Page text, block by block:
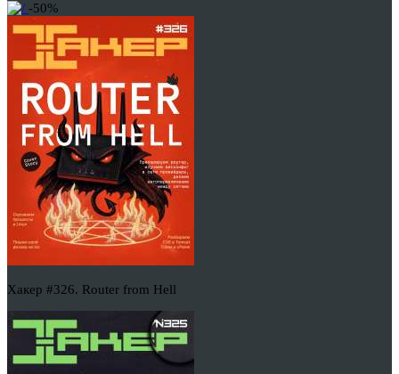
-50%
Хакер #326. Router from Hell